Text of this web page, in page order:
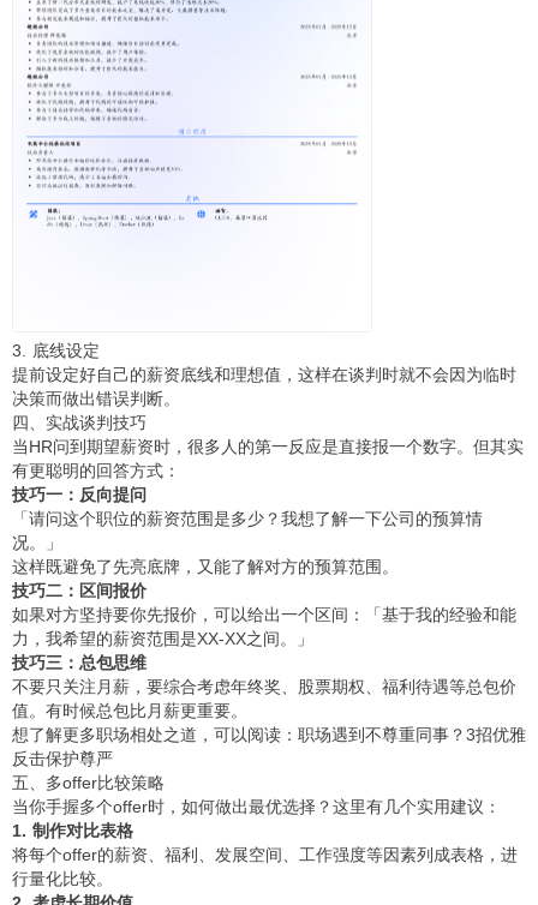
3. 底线设定
提前设定好自己的薪资底线和理想值，这样在谈判时就不会因为临时
决策而做出错误判断。
四、实战谈判技巧
当HR问到期望薪资时，很多人的第一反应是直接报一个数字。但其实
有更聪明的回答方式：
技巧一：反向提问
「请问这个职位的薪资范围是多少？我想了解一下公司的预算情
况。」
这样既避免了先亮底牌，又能了解对方的预算范围。
技巧二：区间报价
如果对方坚持要你先报价，可以给出一个区间：「基于我的经验和能
力，我希望的薪资范围是XX-XX之间。」
技巧三：总包思维
不要只关注月薪，要综合考虑年终奖、股票期权、福利待遇等总包价
值。有时候总包比月薪更重要。
想了解更多职场相处之道，可以阅读： 职场遇到不尊重同事？3招优雅
反击保护尊严
五、多offer比较策略
当你手握多个offer时，如何做出最优选择？这里有几个实用建议：
1. 制作对比表格
将每个offer的薪资、福利、发展空间、工作强度等因素列成表格，进
行量化比较。